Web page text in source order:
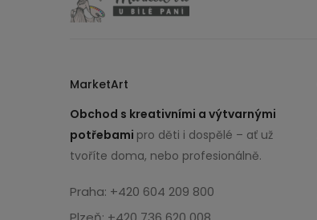
MarketArt
Obchod s kreativními a výtvarnými
potřebami pro děti i dospělé – ať už
tvoříte doma, nebo profesionálně.
Praha: +420 604 209 800